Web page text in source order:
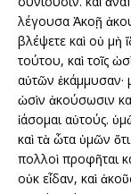
λέγουσα Ἀκοῇ
βλέψετε καὶ οὐ μὴ
τούτου, καὶ τοῖς
αὐτῶν ἐκάμμυσαν·
ὠσὶν ἀκούσωσιν
ἰάσομαι αὐτούς.
καὶ τὰ ὦτα ὑμῶν
πολλοὶ προφῆται
οὐκ εἶδαν, καὶ